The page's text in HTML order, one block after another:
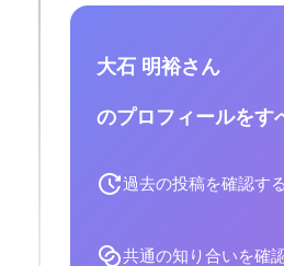
大石 明裕さん
のプロフィールをす
過去の投稿を確認する
共通の知り合いを確